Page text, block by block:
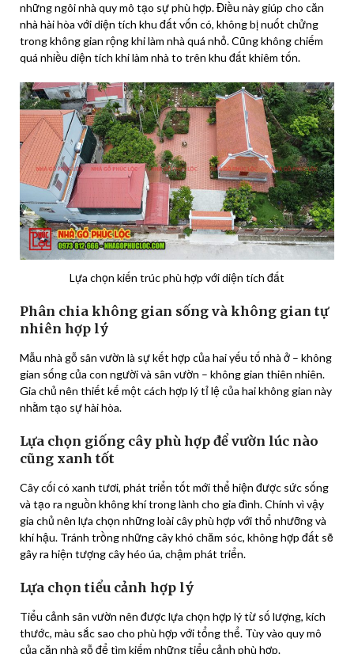
những ngôi nhà quy mô tạo sự phù hợp. Điều này giúp cho căn
nhà hài hòa với diện tích khu đất vốn có, không bị nuốt chửng
trong không gian rộng khi làm nhà quá nhỏ. Cũng không chiếm
quá nhiều diện tích khi làm nhà to trên khu đất khiêm tốn.
Lựa chọn kiến trúc phù hợp với diện tích đất
Phân chia không gian sống và không gian tự
nhiên hợp lý
Mẫu nhà gỗ sân vườn là sự kết hợp của hai yếu tố nhà ở – không
gian sống của con người và sân vườn – không gian thiên nhiên.
Gia chủ nên thiết kế một cách hợp lý tỉ lệ của hai không gian này
nhằm tạo sự hài hòa.
Lựa chọn giống cây phù hợp để vườn lúc nào
cũng xanh tốt
Cây cối có xanh tươi, phát triển tốt mới thể hiện được sức sống
và tạo ra nguồn không khí trong lành cho gia đình. Chính vì vậy
gia chủ nên lựa chọn những loài cây phù hợp với thổ nhưỡng và
khí hậu. Tránh trồng những cây khó chăm sóc, không hợp đất sẽ
gây ra hiện tượng cây héo úa, chậm phát triển.
Lựa chọn tiểu cảnh hợp lý
Tiểu cảnh sân vườn nên được lựa chọn hợp lý từ số lượng, kích
thước, màu sắc sao cho phù hợp với tổng thể. Tùy vào quy mô
của căn nhà gỗ để tìm kiếm những tiểu cảnh phù hợp.